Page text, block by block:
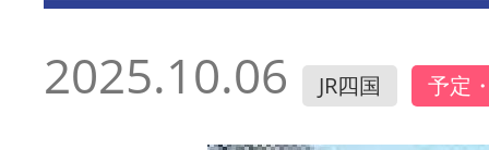
2025.10.06 JR四国 予定